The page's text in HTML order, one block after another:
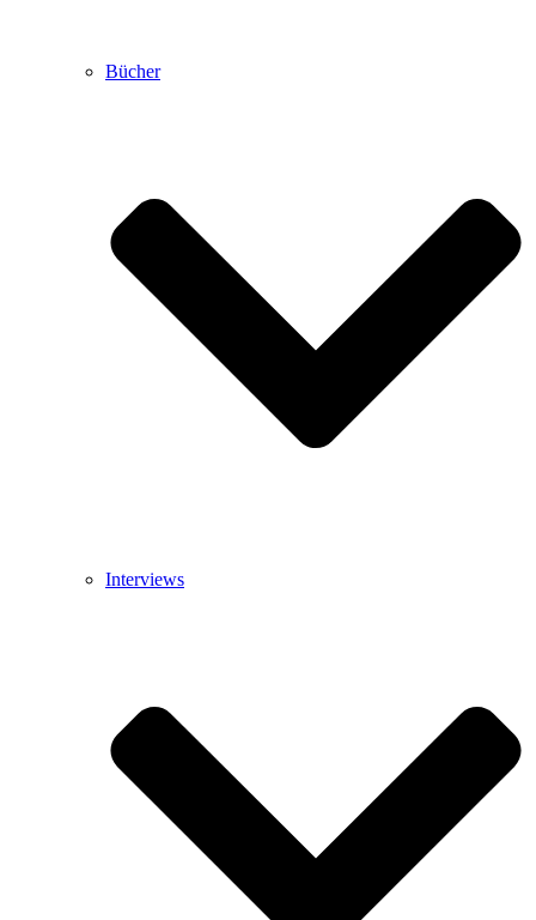
Bücher
Interviews